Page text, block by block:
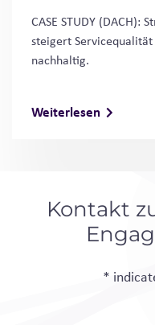
CASE STUDY (DACH):
steigert
nachhaltig.
Weiterlesen
Kontakt
*